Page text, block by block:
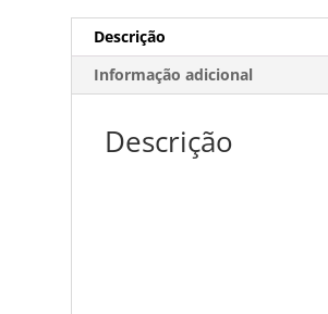
Descrição
Informação adicional
Descrição